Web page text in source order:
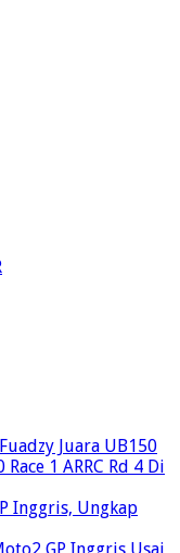
Juara UB150
1 ARRC Rd 4 Di
Inggris, Ungkap